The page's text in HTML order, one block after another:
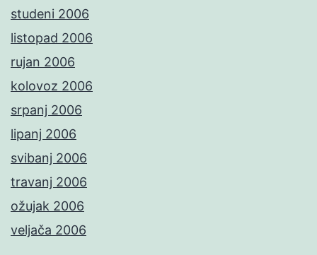
studeni 2006
listopad 2006
rujan 2006
kolovoz 2006
srpanj 2006
lipanj 2006
svibanj 2006
travanj 2006
ožujak 2006
veljača 2006